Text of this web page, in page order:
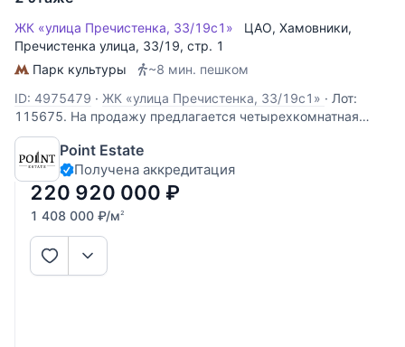
ЖК «улица Пречистенка, 33/19с1» ЦАО, Хамовники,
Пречистенка улица, 33/19, стр. 1
Парк культуры
~8 мин. пешком
ID: 4975479 · ЖК «улица Пречистенка, 33/19с1» · Лот:
115675. На продажу предлагается четырехкомнатная
двухуровневая квартира свободной планировки, площадью
157 кв.м., в историческом центре столицы. Возможная
планировка: 1-й уровень: кухня-гостиная, две спальни,
одна из которых со своей
Point Estate
Получена аккредитация
220 920 000 ₽
1 408 000 ₽/м2